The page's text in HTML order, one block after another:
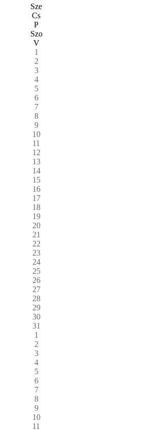
Sze
Cs
P
Szo
V
1
2
3
4
5
6
7
8
9
10
11
12
13
14
15
16
17
18
19
20
21
22
23
24
25
26
27
28
29
30
31
1
2
3
4
5
6
7
8
9
10
11